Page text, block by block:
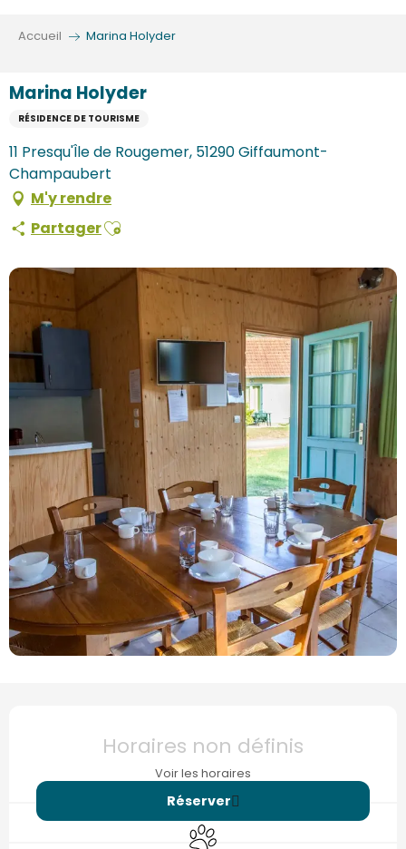
Accueil Marina Holyder
Marina Holyder
RÉSIDENCE DE TOURISME
11 Presqu'Île de Rougemer, 51290 Giffaumont-
Champaubert
M'y rendre
PartagerAjouter aux favoris
Horaires non définis
Voir les horaires
Réserver
Animaux acceptés